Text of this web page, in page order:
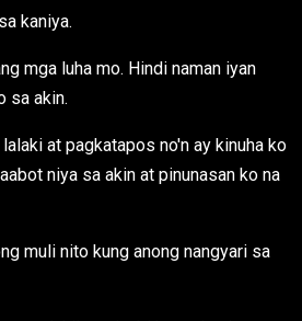
kaniya.
mga luha mo. Hindi naman iyan
sa akin.
at pagkatapos no'n ay kinuha ko
niya sa akin at pinunasan ko na
muli nito kung anong nangyari sa